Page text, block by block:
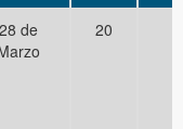
28 de
20